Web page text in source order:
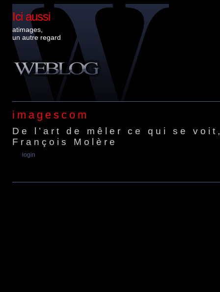
Ici aussi
atimages,
un autre regard
imagescom
De l’art de mêler ce qui se
François Molère
login